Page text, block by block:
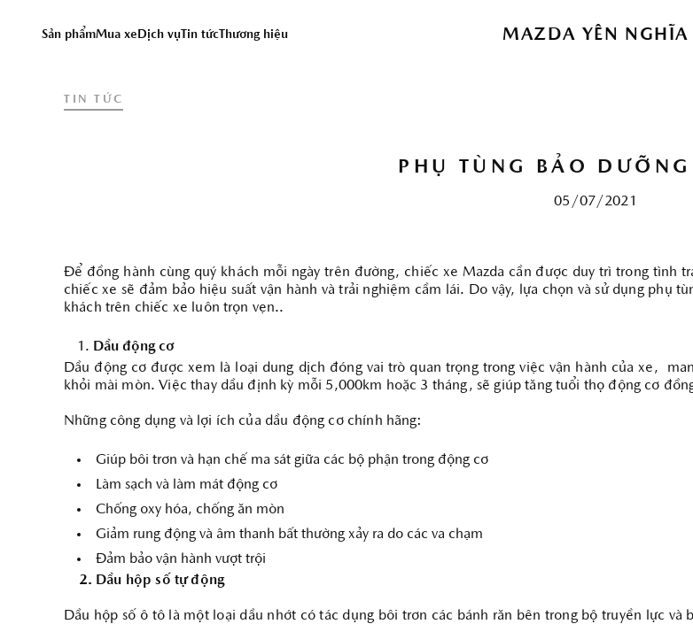
truy cập trang web này, bạn đồng ý với việc sử dụng cookie của chúng tôi.Click
Sản phẩmMua xeDịch vụTin tứcThương hiệu MAZDA YÊN NGHĨA
ĐẶT LỊCH HẸN
Bảo hành
TIN TỨC
PHỤ TÙNG BẢO
05/07/2021
Để đồng hành cùng quý khách mỗi ngày trên đường, chiếc xe Mazda cần được duy trì trong tình
chiếc xe sẽ đảm bảo hiệu suất vận hành và trải nghiệm cầm lái. Do vậy, lựa chọn và sử dụng phụ
khách trên chiếc xe luôn trọn vẹn..
Dầu động cơ
Dầu động cơ được xem là loại dung dịch đóng vai trò quan trọng trong việc vận hành của xe,
khỏi mài mòn. Việc thay dầu định kỳ mỗi 5,000km hoặc 3 tháng, sẽ giúp tăng tuổi thọ động cơ
Những công dụng và lợi ích của dầu động cơ chính hãng:
Giúp bôi trơn và hạn chế ma sát giữa các bộ phận trong động cơ
Làm sạch và làm mát động cơ
Chống oxy hóa, chống ăn mòn
Giảm rung động và âm thanh bất thường xảy ra do các va chạm
Đảm bảo vận hành vượt trội
2. Dầu hộp số tự động
Dầu hộp số ô tô là một loại dầu nhớt có tác dụng bôi trơn các bánh răn bên trong bộ truyền lực và